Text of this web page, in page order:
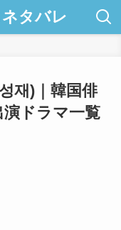
タバレ
재)｜韓国俳
ドラマ一覧